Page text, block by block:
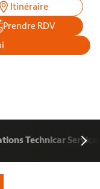
Itinéraire
Prendre RDV
Technicar